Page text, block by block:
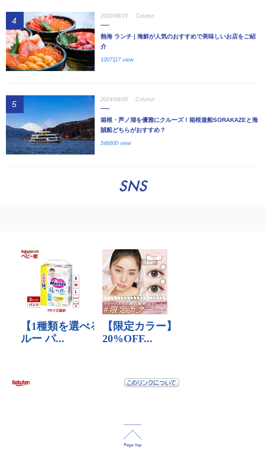
4 2020/08/19 Column
熱海 ランチ | 海鮮が人気のおすすめで美味しいお店をご紹
介
1007117 view
5 2024/04/08 Column
箱根・芦ノ湖を優雅にクルーズ！箱根遊船SORAKAZEと海
賊船どちらがおすすめ？
546600 view
SNS